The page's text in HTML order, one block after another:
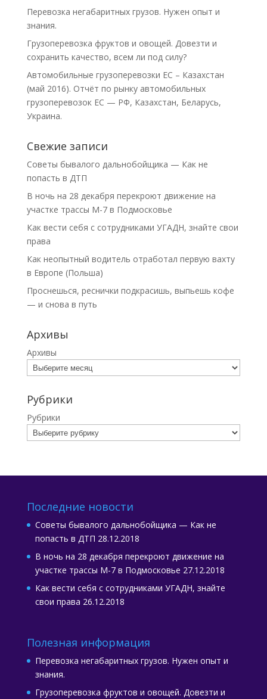
Перевозка негабаритных грузов. Нужен опыт и
знания.
Грузоперевозка фруктов и овощей. Довезти и
сохранить качество, всем ли под силу?
Автомобильные грузоперевозки ЕС – Казахстан
(май 2016). Отчёт по рынку автомобильных
грузоперевозок ЕС — РФ, Казахстан, Беларусь,
Украина.
Свежие записи
Советы бывалого дальнобойщика — Как не
попасть в ДТП
В ночь на 28 декабря перекроют движение на
участке трассы М-7 в Подмосковье
Как вести себя с сотрудниками УГАДН, знайте свои
права
Как неопытный водитель отработал первую вахту
в Европе (Польша)
Проснешься, реснички подкрасишь, выпьешь кофе
— и снова в путь
Архивы
Архивы
Рубрики
Рубрики
Последние новости
Советы бывалого дальнобойщика — Как не
попасть в ДТП 28.12.2018
В ночь на 28 декабря перекроют движение на
участке трассы М-7 в Подмосковье 27.12.2018
Как вести себя с сотрудниками УГАДН, знайте
свои права 26.12.2018
Полезная информация
Перевозка негабаритных грузов. Нужен опыт и
знания.
Грузоперевозка фруктов и овощей. Довезти и